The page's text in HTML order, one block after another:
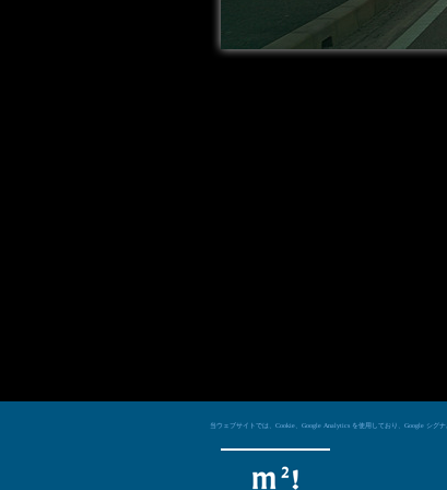
当ウェブサイトでは、Cookie、Google Analytics を使用しており、Google シ